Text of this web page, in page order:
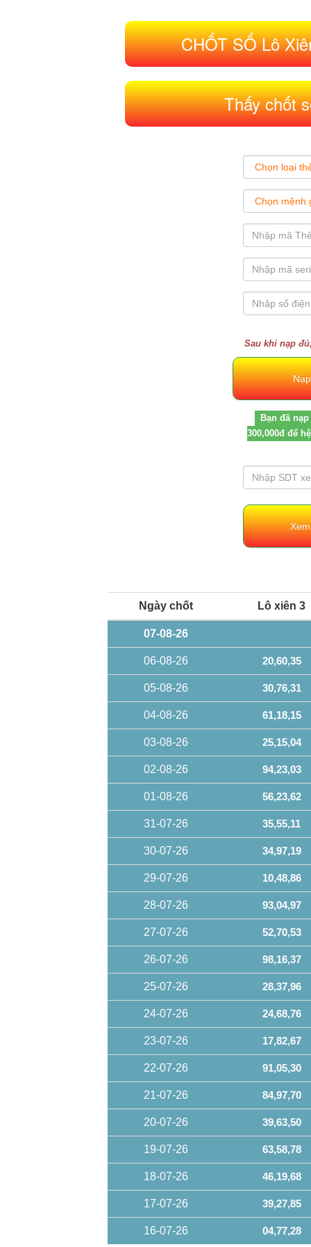
CHỐT SỐ Lô
Thấy chốt
Sau khi nạp
Bạn đã
300,000đ để
Ngày chốt Lô xiên 3
07-08-26
06-08-26 20,60,35
05-08-26 30,76,31
04-08-26 61,18,15
03-08-26 25,15,04
02-08-26 94,23,03
01-08-26 56,23,62
31-07-26 35,55,11
30-07-26 34,97,19
29-07-26 10,48,86
28-07-26 93,04,97
27-07-26 52,70,53
26-07-26 98,16,37
25-07-26 28,37,96
24-07-26 24,68,76
23-07-26 17,82,67
22-07-26 91,05,30
21-07-26 84,97,70
20-07-26 39,63,50
19-07-26 63,58,78
18-07-26 46,19,68
17-07-26 39,27,85
16-07-26 04,77,28